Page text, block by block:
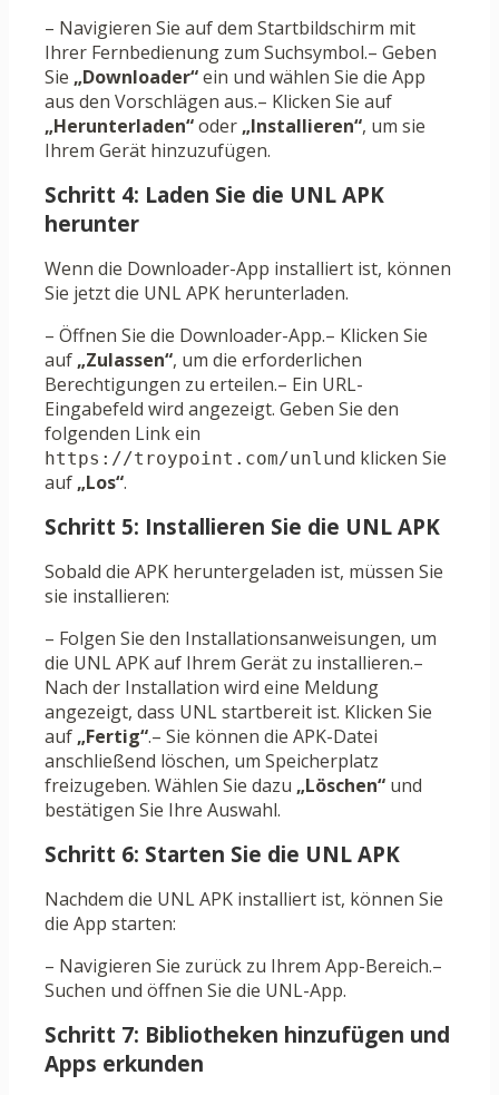
– Navigieren Sie auf dem Startbildschirm mit
Ihrer Fernbedienung zum Suchsymbol.– Geben
Sie „Downloader“ein und wählen Sie die App
aus den Vorschlägen aus.– Klicken Sie auf
„Herunterladen“oder „Installieren“, um sie
Ihrem Gerät hinzuzufügen.
Schritt 4: Laden Sie die UNL APK
herunter
Wenn die Downloader-App installiert ist, können
Sie jetzt die UNL APK herunterladen.
– Öffnen Sie die Downloader-App.– Klicken Sie
auf „Zulassen“, um die erforderlichen
Berechtigungen zu erteilen.– Ein URL-
Eingabefeld wird angezeigt. Geben Sie den
folgenden Link ein
https://troypoint.com/unlund klicken Sie
auf „Los“.
Schritt 5: Installieren Sie die UNL APK
Sobald die APK heruntergeladen ist, müssen Sie
sie installieren:
– Folgen Sie den Installationsanweisungen, um
die UNL APK auf Ihrem Gerät zu installieren.–
Nach der Installation wird eine Meldung
angezeigt, dass UNL startbereit ist. Klicken Sie
auf „Fertig“.– Sie können die APK-Datei
anschließend löschen, um Speicherplatz
freizugeben. Wählen Sie dazu „Löschen“ und
bestätigen Sie Ihre Auswahl.
Schritt 6: Starten Sie die UNL APK
Nachdem die UNL APK installiert ist, können Sie
die App starten:
– Navigieren Sie zurück zu Ihrem App-Bereich.–
Suchen und öffnen Sie die UNL-App.
Schritt 7: Bibliotheken hinzufügen und
Apps erkunden